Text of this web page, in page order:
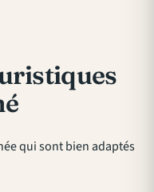
qui sont bien adaptés